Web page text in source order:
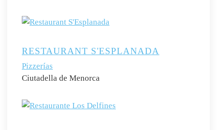
RESTAURANT S'ESPLANADA
Pizzerías
Ciutadella de Menorca